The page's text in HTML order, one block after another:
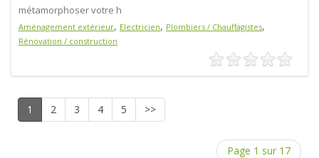
métamorphoser votre h
Aménagement extérieur, Electricien, Plombiers / Chauffagistes,
Rénovation / construction
1 2 3 4 5 >>
Page 1 sur 17